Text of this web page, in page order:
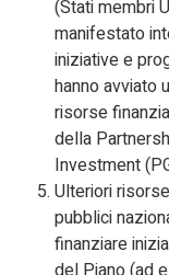
(Stati membri
manifestato
iniziative e
hanno avviato
risorse
della
Investment
Ulteriori
pubblici
finanziare